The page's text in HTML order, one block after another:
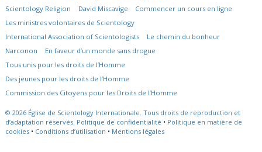
Scientology Religion
David Miscavige
Commencer un cours en ligne
Les ministres volontaires de Scientology
International Association of Scientologists
Le chemin du bonheur
Narconon
En faveur d’un monde sans drogue
Tous unis pour les droits de l’Homme
Des jeunes pour les droits de l’Homme
Commission des Citoyens pour les Droits de l’Homme
© 2026 Église de Scientology Internationale. Tous droits de reproduction et
d’adaptation réservés. Politique de confidentialité • Politique en matière de
cookies • Conditions d’utilisation • Mentions légales